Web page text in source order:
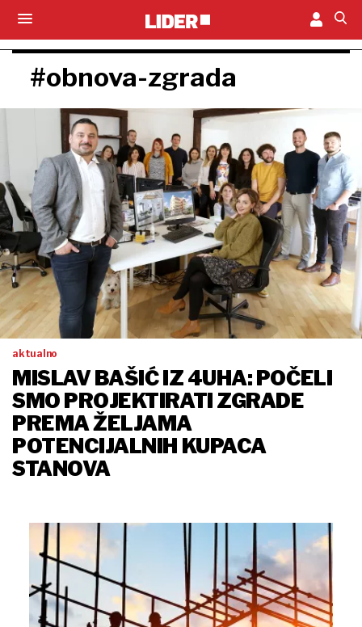
#obnova-zgrada
aktualno
MISLAV BAŠIĆ IZ 4UHA: POČELI
SMO PROJEKTIRATI ZGRADE
PREMA ŽELJAMA
POTENCIJALNIH KUPACA
STANOVA